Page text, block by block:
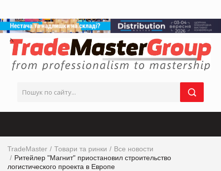
TradeMaster Товари та ринки
Все новости
Ритейлер "Магнит" приостановил строительство
логистического проекта в Европе